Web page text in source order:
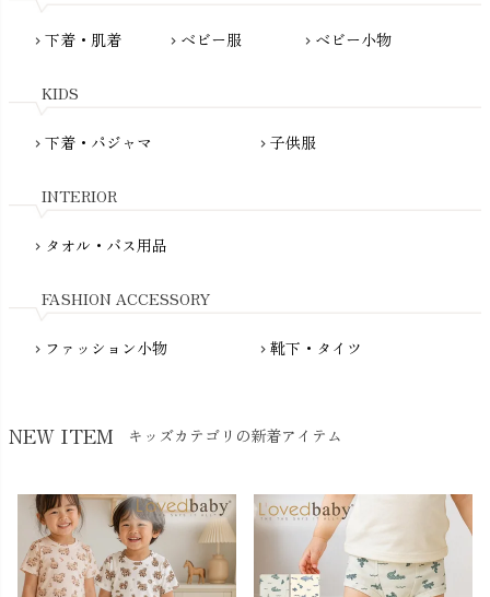
PeopleTree（ピープルツリー）
PRISTINE（プリスティン）
fromF（フロムエフ）
mini rodini（ミニロディーニ）
My Little Cozmo（マイリトルコズモ）
NATURAPURA（ナチュラプラ）
NewNative（ニューネイティブ）
chevron_right 下着・肌着 chevron_right ベビー服 chevron_right ベビー小物
KIDS
chevron_right 下着・パジャマ chevron_right 子供服
INTERIOR
chevron_right タオル・バス用品
FASHION ACCESSORY
chevron_right ファッション小物 chevron_right 靴下・タイツ
NEW ITEM キッズカテゴリの新着アイテム